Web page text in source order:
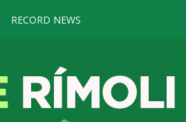
RECORD NEWS